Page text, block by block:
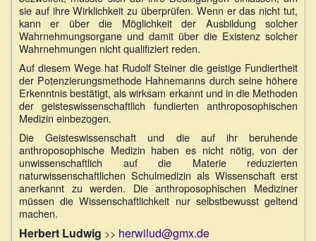
sie auf ihre Wirklichkeit zu überprüfen. Wenn er das nicht tut,
kann er über die Möglichkeit der Ausbildung solcher
Wahrnehmungsorgane und damit über die Existenz solcher
Wahrnehmungen nicht qualifiziert reden.
Auf diesem Wege hat Rudolf Steiner die geistige Fundiertheit
der Potenzierungsmethode Hahnemanns durch seine höhere
Erkenntnis bestätigt, als wirksam erkannt und in die Methoden
der geisteswissenschaftlich fundierten anthroposophischen
Medizin einbezogen.
Die Geisteswissenschaft und die auf ihr beruhende
anthroposophische Medizin haben es nicht nötig, von der
unwissenschaftlich auf die Materie reduzierten
naturwissenschaftlichen Schulmedizin als Wissenschaft erst
anerkannt zu werden. Die anthroposophischen Mediziner
müssen die Wissenschaftlichkeit nur selbstbewusst geltend
machen.
Herbert Ludwig >> herwilud@gmx.de